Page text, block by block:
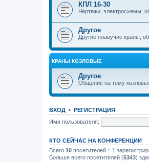
КПЛ 16-30
Чертежи, электросхемы,
Другое
Другие плавучие краны,
КРАНЫ КОЗЛОВЫЕ
Другое
Общение на тему
ВХОД • РЕГИСТРАЦИЯ
Имя пользователя:
КТО СЕЙЧАС НА КОНФЕРЕНЦИИ
Всего 10 посетителей :: 1
Больше всего посетителей (5343)